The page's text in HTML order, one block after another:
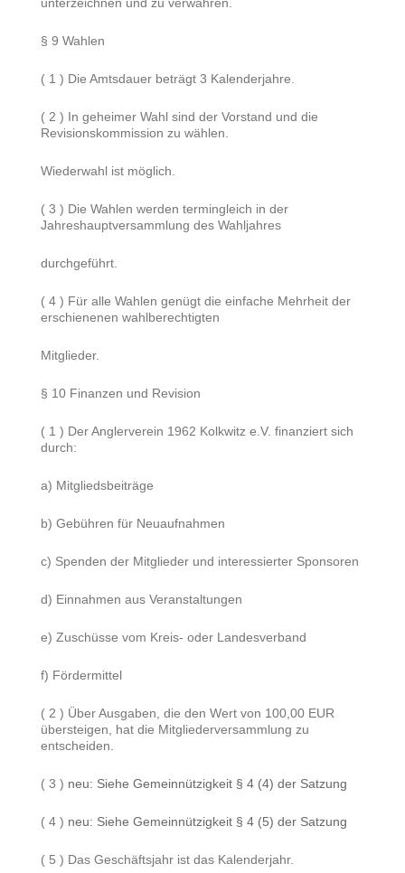
unterzeichnen und zu verwahren.
§ 9 Wahlen
( 1 ) Die Amtsdauer beträgt 3 Kalenderjahre.
( 2 ) In geheimer Wahl sind der Vorstand und die
Revisionskommission zu wählen.
Wiederwahl ist möglich.
( 3 ) Die Wahlen werden termingleich in der
Jahreshauptversammlung des Wahljahres
durchgeführt.
( 4 ) Für alle Wahlen genügt die einfache Mehrheit der
erschienenen wahlberechtigten
Mitglieder.
§ 10 Finanzen und Revision
( 1 ) Der Anglerverein 1962 Kolkwitz e.V. finanziert sich
durch:
a) Mitgliedsbeiträge
b) Gebühren für Neuaufnahmen
c) Spenden der Mitglieder und interessierter Sponsoren
d) Einnahmen aus Veranstaltungen
e) Zuschüsse vom Kreis- oder Landesverband
f) Fördermittel
( 2 ) Über Ausgaben, die den Wert von 100,00 EUR
übersteigen, hat die Mitgliederversammlung zu
entscheiden.
( 3 ) neu: Siehe Gemeinnützigkeit § 4 (4) der Satzung
( 4 ) neu: Siehe Gemeinnützigkeit § 4 (5) der Satzung
( 5 ) Das Geschäftsjahr ist das Kalenderjahr.